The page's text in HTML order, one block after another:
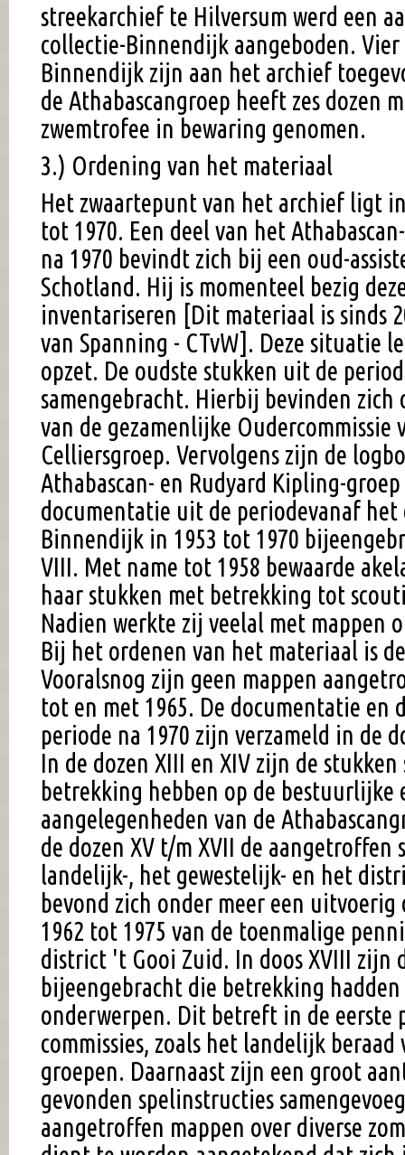
streekarchief te Hilversum werd een
collectie-Binnendijk aangeboden.
Binnendijk zijn aan het archief
de Athabascangroep heeft zes dozen
zwemtrofee in bewaring genomen.
3.) Ordening van het materiaal
Het zwaartepunt van het archief ligt
tot 1970. Een deel van het
na 1970 bevindt zich bij een oud-
Schotland. Hij is momenteel bezig
inventariseren [Dit materiaal is sinds
van Spanning - CTvW]. Deze situatie
opzet. De oudste stukken uit de
samengebracht. Hierbij bevinden zich
van de gezamenlijke Oudercommissie
Celliersgroep. Vervolgens zijn de
Athabascan- en Rudyard Kipling-
documentatie uit de periodevanaf het
Binnendijk in 1953 tot 1970
VIII. Met name tot 1958 bewaarde
haar stukken met betrekking tot
Nadien werkte zij veelal met mappen
Bij het ordenen van het materiaal is
Vooralsnog zijn geen mappen
tot en met 1965. De documentatie en
periode na 1970 zijn verzameld in de
In de dozen XIII en XIV zijn de
betrekking hebben op de
aangelegenheden van de
de dozen XV t/m XVII de aangetroffen
landelijk-, het gewestelijk- en het
bevond zich onder meer een uitvoerig
1962 tot 1975 van de toenmalige
district 't Gooi Zuid. In doos XVIII zijn
bijeengebracht die betrekking
onderwerpen. Dit betreft in de eerste
commissies, zoals het landelijk
groepen. Daarnaast zijn een groot
gevonden spelinstructies
aangetroffen mappen over diverse